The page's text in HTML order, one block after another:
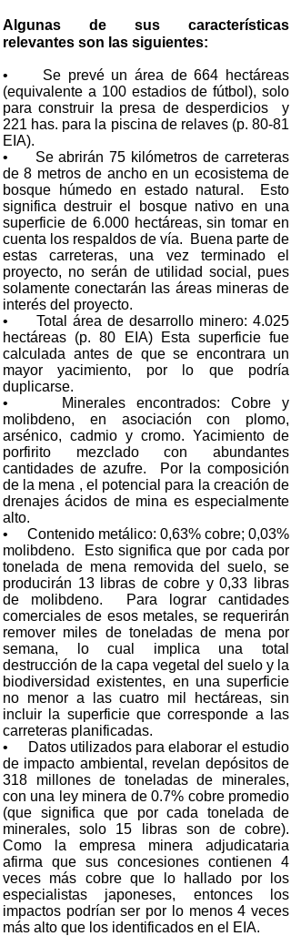
Algunas de sus características
relevantes son las siguientes:
• Se prevé un área de 664 hectáreas
(equivalente a 100 estadios de fútbol), solo
para construir la presa de desperdicios y
221 has. para la piscina de relaves (p. 80-81
EIA).
• Se abrirán 75 kilómetros de carreteras
de 8 metros de ancho en un ecosistema de
bosque húmedo en estado natural. Esto
significa destruir el bosque nativo en una
superficie de 6.000 hectáreas, sin tomar en
cuenta los respaldos de vía. Buena parte de
estas carreteras, una vez terminado el
proyecto, no serán de utilidad social, pues
solamente conectarán las áreas mineras de
interés del proyecto.
• Total área de desarrollo minero: 4.025
hectáreas (p. 80 EIA) Esta superficie fue
calculada antes de que se encontrara un
mayor yacimiento, por lo que podría
duplicarse.
• Minerales encontrados: Cobre y
molibdeno, en asociación con plomo,
arsénico, cadmio y cromo. Yacimiento de
porfirito mezclado con abundantes
cantidades de azufre. Por la composición
de la mena , el potencial para la creación de
drenajes ácidos de mina es especialmente
alto.
• Contenido metálico: 0,63% cobre; 0,03%
molibdeno. Esto significa que por cada por
tonelada de mena removida del suelo, se
producirán 13 libras de cobre y 0,33 libras
de molibdeno. Para lograr cantidades
comerciales de esos metales, se requerirán
remover miles de toneladas de mena por
semana, lo cual implica una total
destrucción de la capa vegetal del suelo y la
biodiversidad existentes, en una superficie
no menor a las cuatro mil hectáreas, sin
incluir la superficie que corresponde a las
carreteras planificadas.
• Datos utilizados para elaborar el estudio
de impacto ambiental, revelan depósitos de
318 millones de toneladas de minerales,
con una ley minera de 0.7% cobre promedio
(que significa que por cada tonelada de
minerales, solo 15 libras son de cobre).
Como la empresa minera adjudicataria
afirma que sus concesiones contienen 4
veces más cobre que lo hallado por los
especialistas japoneses, entonces los
impactos podrían ser por lo menos 4 veces
más alto que los identificados en el EIA.